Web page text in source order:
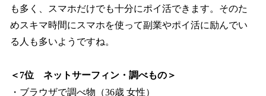
も多く、スマホだけでも十分にポイ活できます。そのた
めスキマ時間にスマホを使って副業やポイ活に励んでい
る人も多いようですね。
＜7位 ネットサーフィン・調べもの＞
・ブラウザで調べ物（36歳 女性）